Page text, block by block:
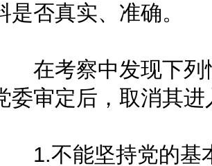
是否真实、准确。
在考察中发现下列
委审定后，取消其
1.不能坚持党的基